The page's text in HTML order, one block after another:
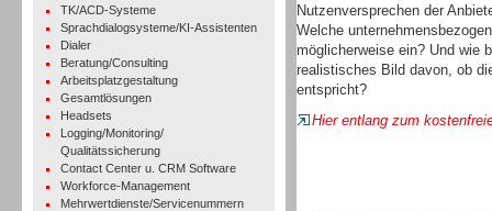
TK/ACD-Systeme
Sprachdialogsysteme/KI-Assistenten
Dialer
Beratung/Consulting
Arbeitsplatzgestaltung
Gesamtlösungen
Headsets
Logging/Monitoring/
Qualitätssicherung
Contact Center u. CRM Software
Workforce-Management
Mehrwertdienste/Servicenummern
Nutzenversprechen der
Welche
möglicherweise ein? Und wie
realistisches Bild davon, ob
entspricht?
Hier entlang zum